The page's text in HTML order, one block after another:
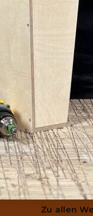
ENT
1-
Die besten
deine
Zum
Zu allen